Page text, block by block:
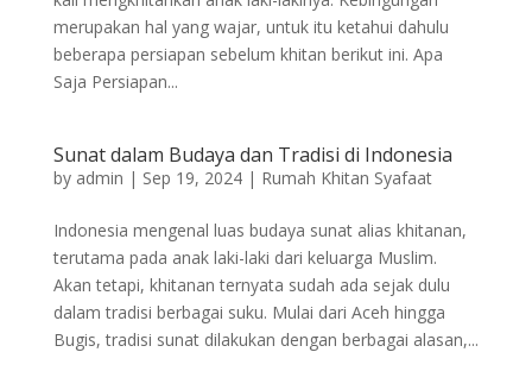
merupakan hal yang wajar, untuk itu ketahui dahulu
beberapa persiapan sebelum khitan berikut ini. Apa
Saja Persiapan...
Sunat dalam Budaya dan Tradisi di Indonesia
by admin | Sep 19, 2024| Rumah Khitan Syafaat
Indonesia mengenal luas budaya sunat alias khitanan,
terutama pada anak laki-laki dari keluarga Muslim.
Akan tetapi, khitanan ternyata sudah ada sejak dulu
dalam tradisi berbagai suku. Mulai dari Aceh hingga
Bugis, tradisi sunat dilakukan dengan berbagai alasan,...